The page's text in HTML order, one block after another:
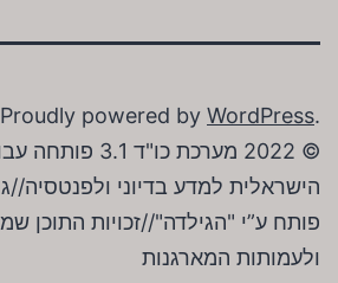
Proudly powered by WordPress.
© 2022 מערכת כו"ד
הישראלית למדע בדיוני ולפנטסיה//
פותח ע”י "הגילדה"//זכויות התוכן
ולעמותות המארגנות